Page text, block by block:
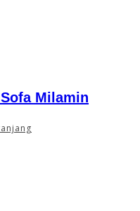
Milamin